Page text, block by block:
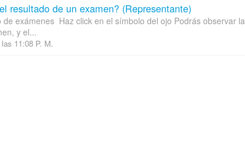
resultado de un examen? (Representante)
de exámenes Haz click en el símbolo del ojo Podrás observar la
y el...
11:08 P. M.